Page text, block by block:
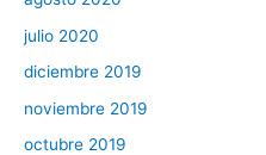
julio 2020
diciembre 2019
noviembre 2019
octubre 2019